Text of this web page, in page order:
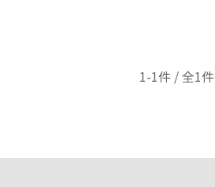
1-1件 / 全1件